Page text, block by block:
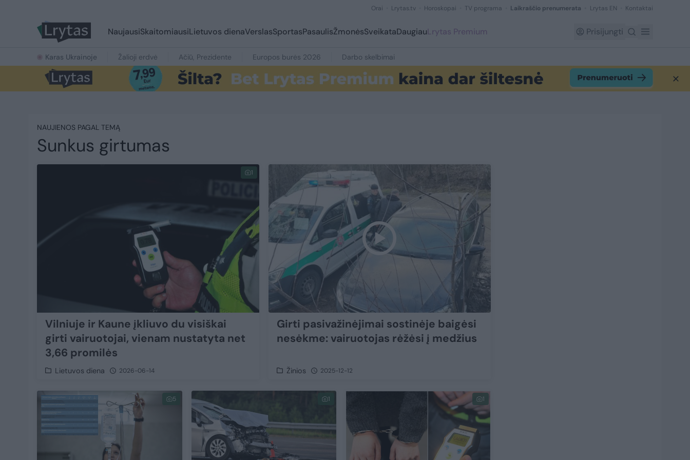
Orai Lrytas.tv Horoskopai TV programa Laikraščio prenumerata Lrytas EN Kontaktai
NaujausiSkaitomiausiLietuvos dienaVerslasSportasPasaulisŽmonėsSveikataDaugiauLrytas Premium Prisijungti
Karas Ukrainoje Žalioji erdvė Ačiū, Prezidente Europos burės 2026 Darbo skelbimai
NAUJIENOS PAGAL TEMĄ
Sunkus girtumas
1
Vilniuje ir Kaune įkliuvo du visiškai
girti vairuotojai, vienam nustatyta net
3,66 promilės
Lietuvos diena 2026-06-14
Girti pasivažinėjimai sostinėje baigėsi
nesėkme: vairuotojas rėžėsi į medžius
Žinios 2025-12-12
5 1 1